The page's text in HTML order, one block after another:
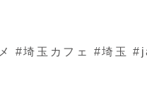
メ #埼玉カフェ #埼